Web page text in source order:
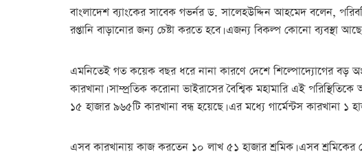
বাংলাদেশ ব্যাংকের সাবেক গভর্নর ড. সালেহউদ্দিন আহমেদ বলেন,
রপ্তানি বাড়ানোর জন্য চেষ্টা করতে হবে। এজন্য বিকল্প কোনো ব্যবস্থা
এমনিতেই গত কয়েক বছর ধরে নানা কারণে দেশে শিল্পোদ্যোগের বড়
কারখানা। সাম্প্রতিক করোনা ভাইরাসের বৈশ্বিক মহামারি এই
১৫ হাজার ৯৬৫টি কারখানা বন্ধ হয়েছে। এর মধ্যে গার্মেন্টস কারখানা ১
এসব কারখানায় কাজ করতেন ১০ লাখ ৫১ হাজার শ্রমিক। এসব শ্রমিকের